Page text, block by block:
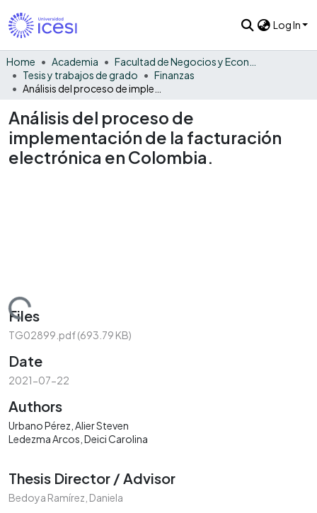
Log In
Home Academia
Tesis y trabajos de grado
Finanzas
Análisis del proceso de
implementación de la facturación
electrónica en Colombia.
Files
TG02899.pdf(693.79 KB)
Date
2021-07-22
Authors
Urbano Pérez, Alier Steven
Ledezma Arcos, Deici Carolina
Thesis Director / Advisor
Bedoya Ramírez, Daniela